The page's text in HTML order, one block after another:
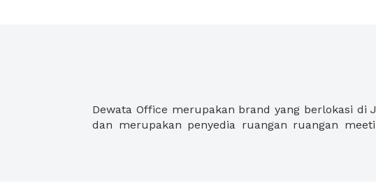
Dewata Office merupakan brand yang berlokasi di
dan merupakan penyedia ruangan ruangan